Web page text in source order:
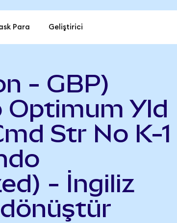
Para Geliştirici
- GBP)
Optimum Yld
Str No K-1
- İngiliz